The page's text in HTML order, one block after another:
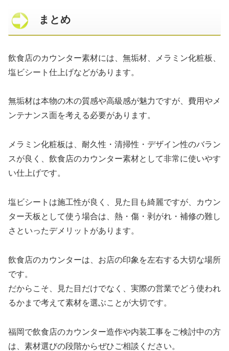
まとめ
飲食店のカウンター素材には、無垢材、メラミン化粧板、
塩ビシート仕上げなどがあります。
無垢材は本物の木の質感や高級感が魅力ですが、費用やメ
ンテナンス面を考える必要があります。
メラミン化粧板は、耐久性・清掃性・デザイン性のバラン
スが良く、飲食店のカウンター素材として非常に使いやす
い仕上げです。
塩ビシートは施工性が良く、見た目も綺麗ですが、カウン
ター天板として使う場合は、熱・傷・剥がれ・補修の難し
さといったデメリットがあります。
飲食店のカウンターは、お店の印象を左右する大切な場所
です。
だからこそ、見た目だけでなく、実際の営業でどう使われ
るかまで考えて素材を選ぶことが大切です。
福岡で飲食店のカウンター造作や内装工事をご検討中の方
は、素材選びの段階からぜひご相談ください。